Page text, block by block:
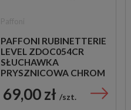
PAFFONI RUBINETTERIE
LEVEL ZDOC054CR
SŁUCHAWKA
PRYSZNICOWA CHROM
69,00 zł szt.